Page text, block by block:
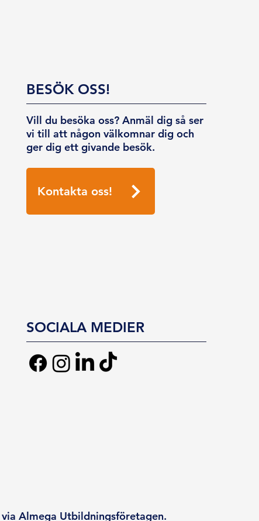
BESÖK OSS!
Vill du besöka oss? Anmäl dig så ser
vi till att någon välkomnar dig och
ger dig ett givande besök.
Kontakta oss!
SOCIALA MEDIER
Almega Utbildningsföretagen.